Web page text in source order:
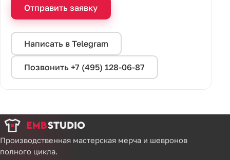
Отправить заявку
Написать в Telegram
Позвонить +7 (495) 128-06-87
Производственная мастерская мерча и шевронов
полного цикла.